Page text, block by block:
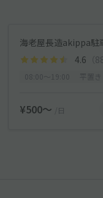
4.6 （
¥500〜 /日